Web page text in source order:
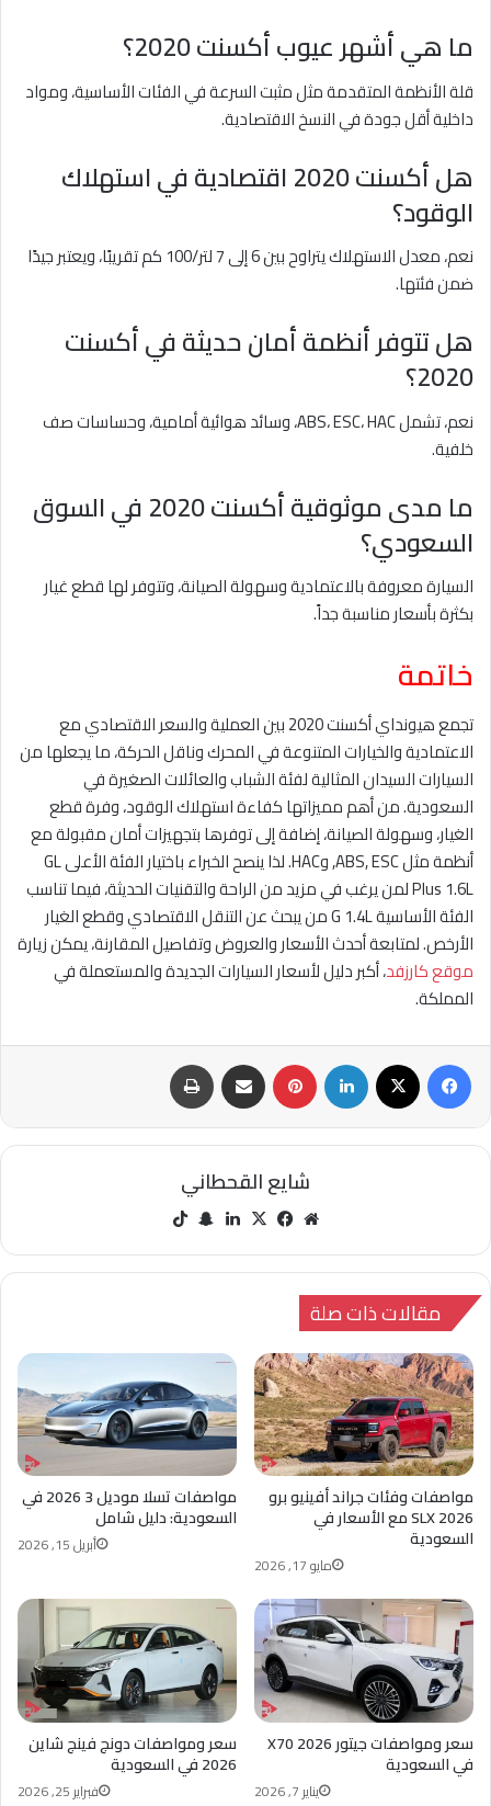
ما هي أشهر عيوب أكسنت 2020؟
قلة الأنظمة المتقدمة مثل مثبت السرعة في الفئات الأساسية، ومواد
داخلية أقل جودة في النسخ الاقتصادية.
هل أكسنت 2020 اقتصادية في استهلاك
الوقود؟
نعم، معدل الاستهلاك يتراوح بين 6 إلى 7 لتر/100 كم تقريبًا، ويعتبر جيدًا
ضمن فئتها.
هل تتوفر أنظمة أمان حديثة في أكسنت
2020؟
نعم، تشمل ABS، ESC، HAC، وسائد هوائية أمامية، وحساسات صف
خلفية.
ما مدى موثوقية أكسنت 2020 في السوق
السعودي؟
السيارة معروفة بالاعتمادية وسهولة الصيانة، وتتوفر لها قطع غيار
بكثرة بأسعار مناسبة جداً.
خاتمة
تجمع هيونداي أكسنت 2020 بين العملية والسعر الاقتصادي مع
الاعتمادية والخيارات المتنوعة في المحرك وناقل الحركة، ما يجعلها من
السيارات السيدان المثالية لفئة الشباب والعائلات الصغيرة في
السعودية. من أهم مميزاتها كفاءة استهلاك الوقود، وفرة قطع
الغيار، وسهولة الصيانة، إضافة إلى توفرها بتجهيزات أمان مقبولة مع
أنظمة مثل ABS, ESC, وHAC. لذا ينصح الخبراء باختيار الفئة الأعلى GL
Plus 1.6L لمن يرغب في مزيد من الراحة والتقنيات الحديثة، فيما تناسب
الفئة الأساسية G 1.4L من يبحث عن التنقل الاقتصادي وقطع الغيار
الأرخص. لمتابعة أحدث الأسعار والعروض وتفاصيل المقارنة، يمكن زيارة
موقع كارزفد، أكبر دليل لأسعار السيارات الجديدة والمستعملة في
المملكة.
فيسبوك ‫X لينكدإن بينتيريست مشاركة عبر البريد طباعة
شايع القحطاني
مو
الوي
في
وك
‫X لينك سنا
تشا
مقالات ذات صلة
مواصفات تسلا موديل 3 2026 في
السعودية: دليل شامل
أبريل 15, 2026
مواصفات وفئات جراند أفينيو برو
SLX 2026 مع الأسعار في
السعودية
مايو 17, 2026
سعر ومواصفات دونج فينج شاين
2026 في السعودية
فبراير 25, 2026
سعر ومواصفات جيتور X70 2026
في السعودية
يناير 7, 2026